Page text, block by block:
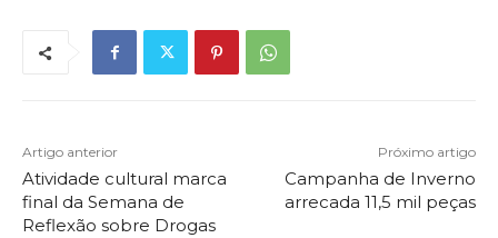
Artigo anterior
Atividade cultural marca
final da Semana de
Reflexão sobre Drogas
Próximo artigo
Campanha de Inverno
arrecada 11,5 mil peças